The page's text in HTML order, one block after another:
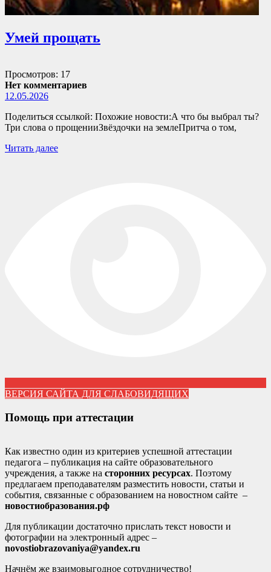
Умей прощать
Просмотров: 17
Нет комментариев
12.05.2026
Поделиться ссылкой: Похожие новости:А что бы выбрал ты?
Три слова о прощенииЗвёздочки на землеПритча о том,
Читать далее
ВЕРСИЯ САЙТА ДЛЯ СЛАБОВИДЯЩИХ
Помощь при аттестации
Как известно один из критериев успешной аттестации
педагога – публикация на сайте образовательного
учреждения, а также на сторонних ресурсах. Поэтому
предлагаем преподавателям разместить новости, статьи и
события, связанные с образованием на новостном сайте –
новостиобразования.рф
Для публикации достаточно прислать текст новости и
фотографии на электронный адрес –
novostiobrazovaniya@yandex.ru
Начнём же взаимовыгодное сотрудничество!